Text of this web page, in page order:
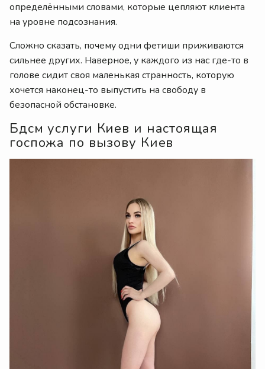
определёнными словами, которые цепляют клиента
на уровне подсознания.
Сложно сказать, почему одни фетиши приживаются
сильнее других. Наверное, у каждого из нас где-то в
голове сидит своя маленькая странность, которую
хочется наконец-то выпустить на свободу в
безопасной обстановке.
Бдсм услуги Киев и настоящая
госпожа по вызову Киев